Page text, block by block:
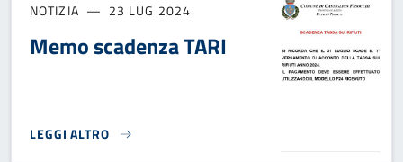
NOTIZIA 23 LUG 2024
Memo scadenza TARI
LEGGI ALTRO
MEMO SCADENZA TARI}